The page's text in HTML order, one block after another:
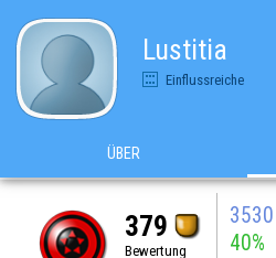
Lustitia
Einflussreiche
ÜBER
379
Bewertung
3530
40%